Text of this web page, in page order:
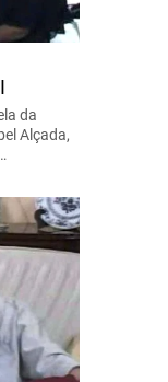
da
Alçada,